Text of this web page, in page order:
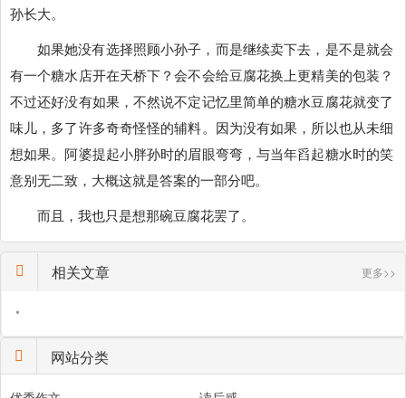
孙长大。
如果她没有选择照顾小孙子，而是继续卖下去，是不是就会
有一个糖水店开在天桥下？会不会给豆腐花换上更精美的包装？
不过还好没有如果，不然说不定记忆里简单的糖水豆腐花就变了
味儿，多了许多奇奇怪怪的辅料。因为没有如果，所以也从未细
想如果。阿婆提起小胖孙时的眉眼弯弯，与当年舀起糖水时的笑
意别无二致，大概这就是答案的一部分吧。
而且，我也只是想那碗豆腐花罢了。
相关文章 更多>>
•
网站分类